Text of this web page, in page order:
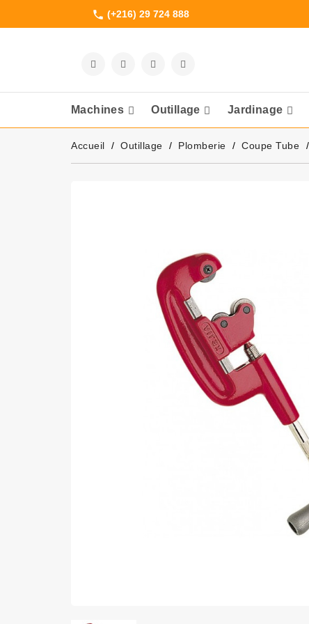
phone (+216) 29 724 888
Machines Outillage Jardinage
Accueil Outillage Plomberie Coupe Tube